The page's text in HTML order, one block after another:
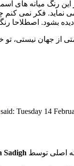
این رنگ میانه های
نماید. فکر نمی کنم
بشود. اصطلاحا
از جهان نیستی،
said: Tuesday 14
اصلی توسط Sadigh